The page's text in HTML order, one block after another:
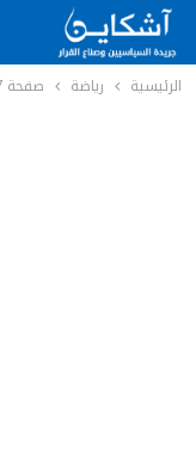
الرئيسية رياضة صفحة 387